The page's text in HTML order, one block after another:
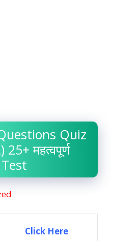
Questions Quiz
महत्वपूर्ण
Click Here